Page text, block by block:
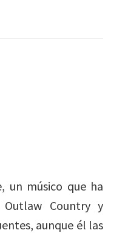
un músico que ha
Country y
aunque él las